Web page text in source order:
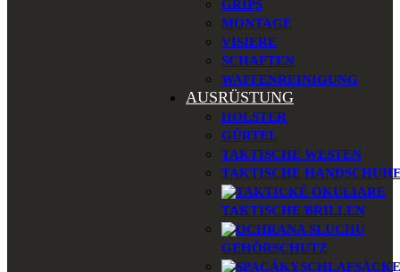
GRIPS
MONTAGE
VISIERE
SCHAFTEN
WAFFENREINIGUNG
AUSRÜSTUNG
HOLSTER
GÜRTEL
TAKTISCHE WESTEN
TAKTISCHE
TAKTISCHE BRILLEN
GEHÖRSCHUTZ
SCHLAFSÄCKE